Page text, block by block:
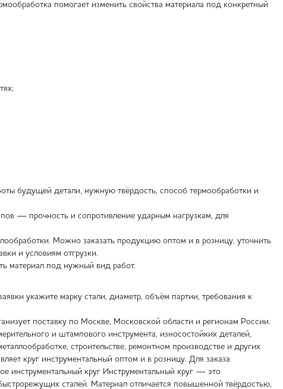
помогает изменить свойства материала под конкретный
будущей детали, нужную твёрдость, способ термообработки и
— прочность и сопротивление ударным нагрузкам, для
Можно заказать продукцию оптом и в розницу, уточнить
и условиям отгрузки.
материал под нужный вид работ.
укажите марку стали, диаметр, объём партии, требования к
поставку по Москве, Московской области и регионам России.
и штампового инструмента, износостойких деталей,
строительстве, ремонтном производстве и других
круг инструментальный оптом и в розницу. Для заказа
инструментальный круг Инструментальный круг — это
сталей. Материал отличается повышенной твёрдостью,